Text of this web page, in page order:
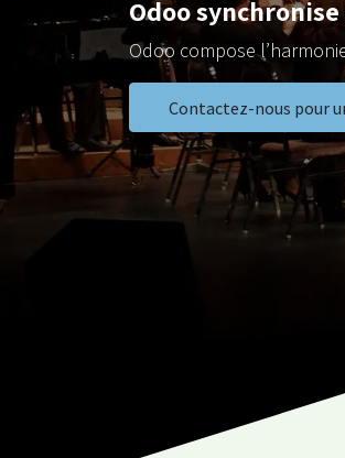
Odoo
Odoo compose
Contactez-nous pour